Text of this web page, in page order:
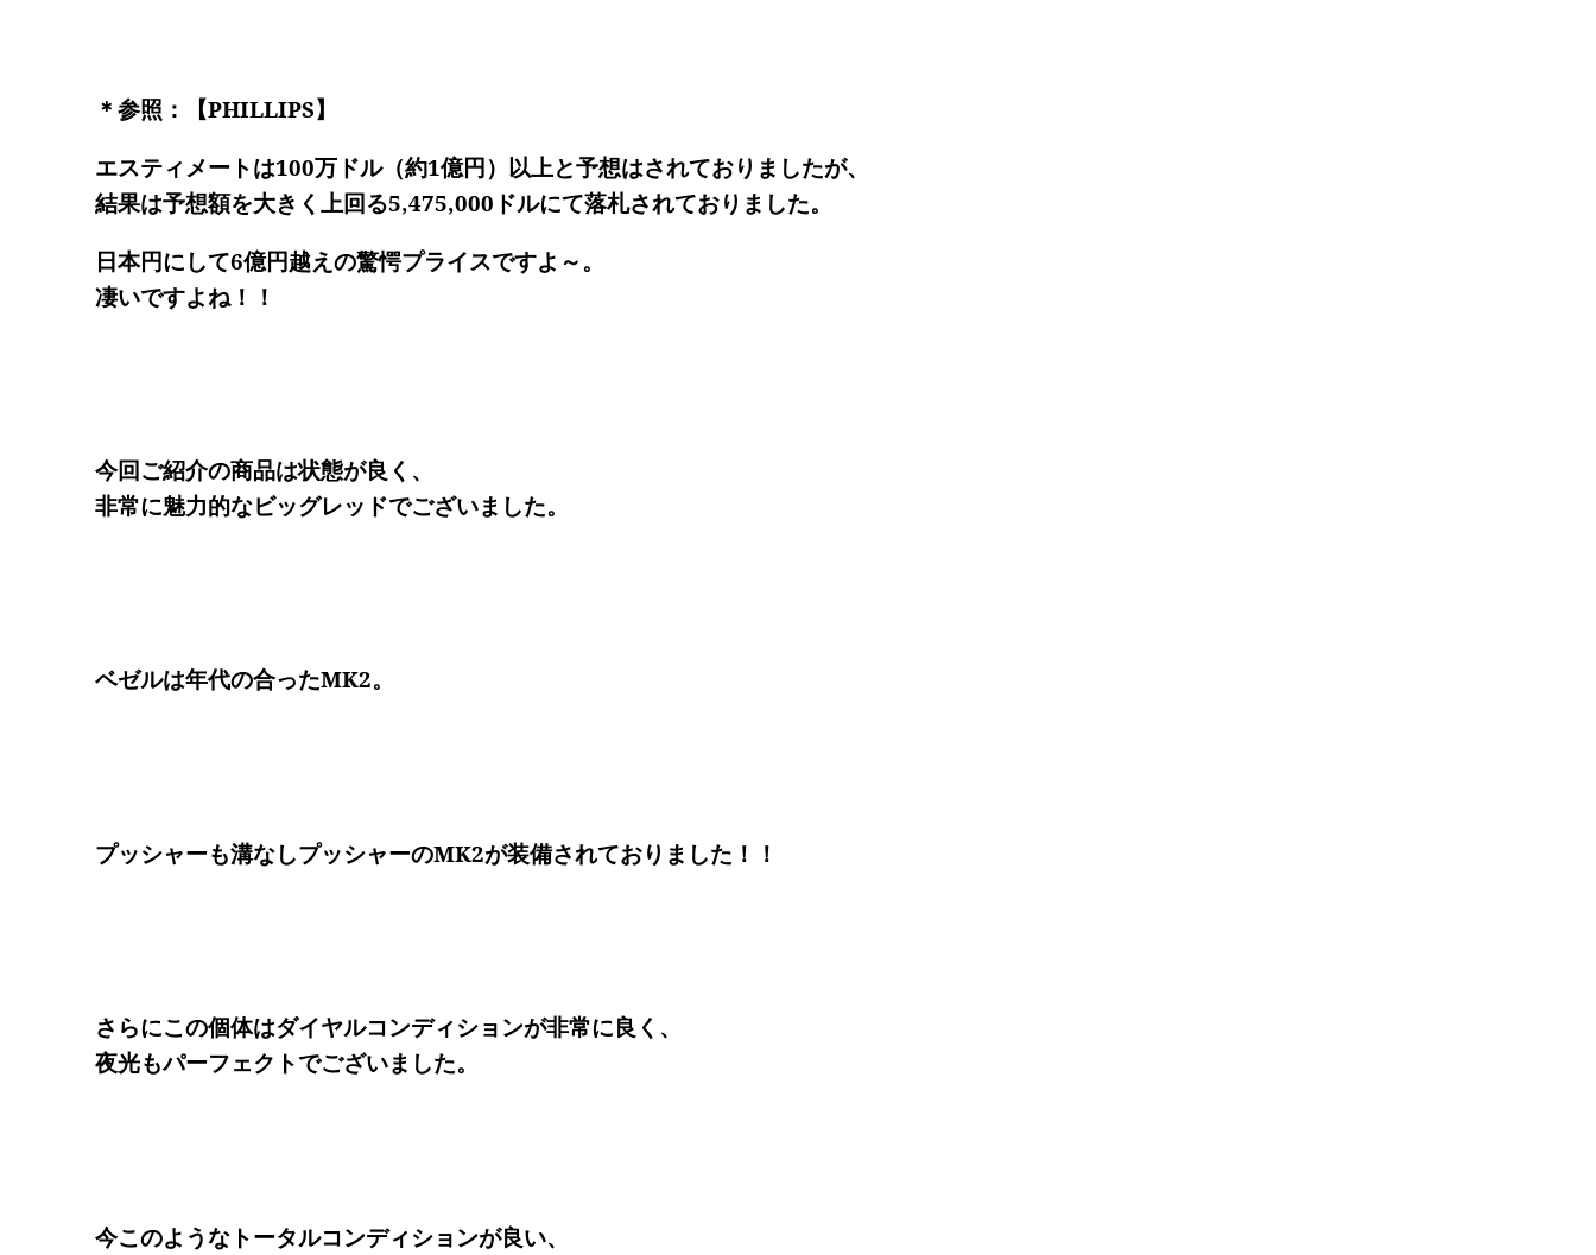
＊参照：【PHILLIPS】
エスティメートは100万ドル（約1億円）以上と予想はされておりましたが、
結果は予想額を大きく上回る5,475,000ドルにて落札されておりました。
日本円にして6億円越えの驚愕プライスですよ～。
凄いですよね！！
今回ご紹介の商品は状態が良く、
非常に魅力的なビッグレッドでございました。
ベゼルは年代の合ったMK2。
プッシャーも溝なしプッシャーのMK2が装備されておりました！！
さらにこの個体はダイヤルコンディションが非常に良く、
夜光もパーフェクトでございました。
今このようなトータルコンディションが良い、